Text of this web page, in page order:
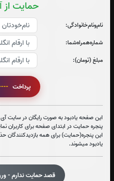
حمایت از
نام‌و‌نام‌خانوادگی:
شماره‌همراه‌شما:
مبلغ (تومان):
پرداخت
این صفحه یادبود به صورت رایگان در سایت
پنجره حمایت در ابتدای صفحه برای کاربران
این پنجره(حمایت) برای همه
یادبود میشوند.
قصد حمایت ندارم -
جزء 18
0بار
0بار
جزء 22
0بار
جزء 25
0بار
جزء 26
0بار